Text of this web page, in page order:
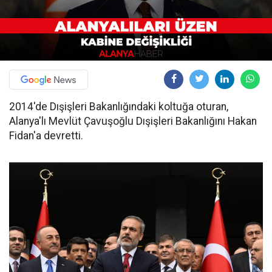
2014'de Dışişleri Bakanlığındaki koltuğa oturan,
Alanya'lı Mevlüt Çavuşoğlu Dışişleri Bakanlığını Hakan
Fidan'a devretti.